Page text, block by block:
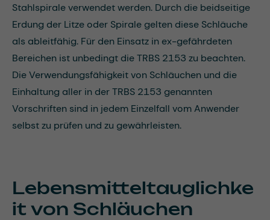
Stahlspirale verwendet werden. Durch die beidseitige
Erdung der Litze oder Spirale gelten diese Schläuche
als ableitfähig. Für den Einsatz in ex-gefährdeten
Bereichen ist unbedingt die TRBS 2153 zu beachten.
Die Verwendungsfähigkeit von Schläuchen und die
Einhaltung aller in der TRBS 2153 genannten
Vorschriften sind in jedem Einzelfall vom Anwender
selbst zu prüfen und zu gewährleisten.
Lebensmitteltauglichke
it von Schläuchen